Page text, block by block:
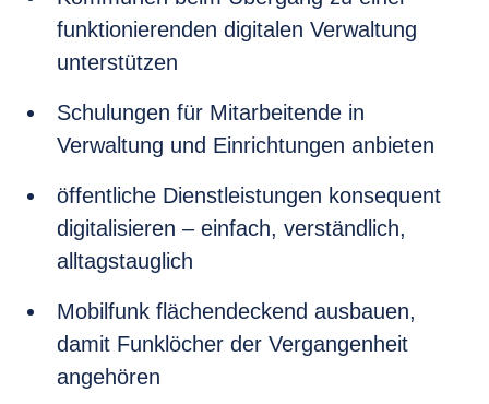
funktionierenden digitalen Verwaltung
unterstützen
Schulungen für Mitarbeitende in
Verwaltung und Einrichtungen anbieten
öffentliche Dienstleistungen konsequent
digitalisieren – einfach, verständlich,
alltagstauglich
Mobilfunk flächendeckend ausbauen,
damit Funklöcher der Vergangenheit
angehören